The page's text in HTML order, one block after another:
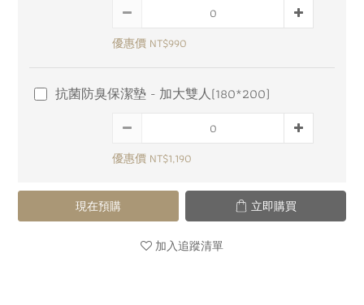
優惠價 NT$990
抗菌防臭保潔墊 - 加大雙人(180*200)
優惠價 NT$1,190
現在預購 立即購買
加入追蹤清單